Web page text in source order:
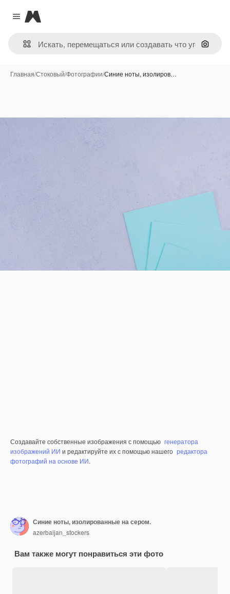
Close menu
Magnific
Поиск
Главная/Стоковый/Фотографии/Синие ноты, изолиров…
Создавайте собственные изображения с помощью генератора
изображений ИИ и редактируйте их с помощью нашего редактора
фотографий на основе ИИ.
Синие ноты, изолированные на сером.
azerbaijan_stockers
Вам также могут понравиться эти фото